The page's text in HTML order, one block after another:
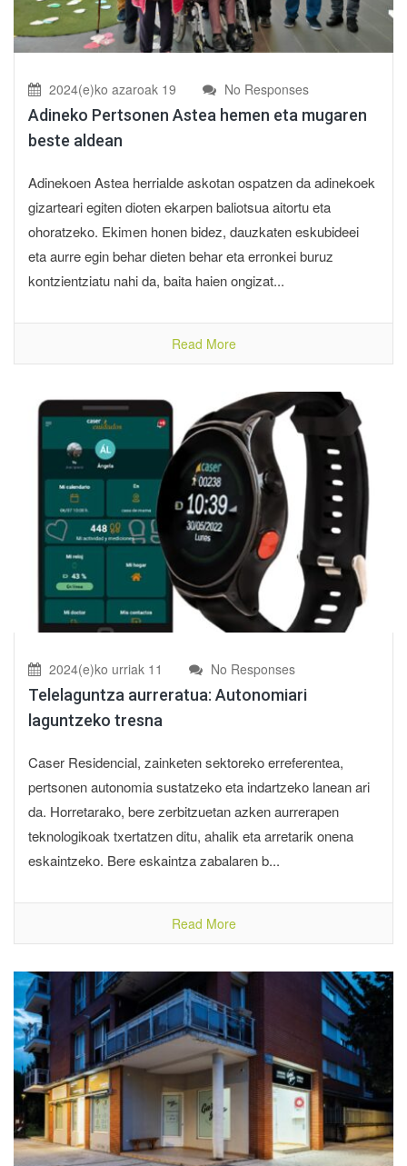
2024(e)ko azaroak 19 No Responses
Adineko Pertsonen Astea hemen eta mugaren
beste aldean
Adinekoen Astea herrialde askotan ospatzen da adinekoek
gizarteari egiten dioten ekarpen baliotsua aitortu eta
ohoratzeko. Ekimen honen bidez, dauzkaten eskubideei
eta aurre egin behar dieten behar eta erronkei buruz
kontzientziatu nahi da, baita haien ongizat...
Read More
2024(e)ko urriak 11 No Responses
Telelaguntza aurreratua: Autonomiari
laguntzeko tresna
Caser Residencial, zainketen sektoreko erreferentea,
pertsonen autonomia sustatzeko eta indartzeko lanean ari
da. Horretarako, bere zerbitzuetan azken aurrerapen
teknologikoak txertatzen ditu, ahalik eta arretarik onena
eskaintzeko. Bere eskaintza zabalaren b...
Read More